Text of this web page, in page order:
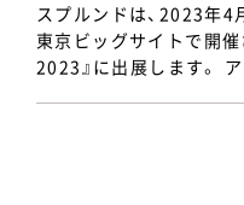
スプルンドは、2023年
東京ビッグサイトで開
2023』に出展します。